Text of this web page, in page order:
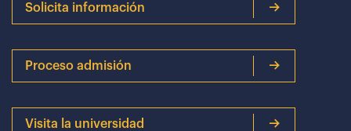
Solicita información
Proceso admisión
Visita la universidad